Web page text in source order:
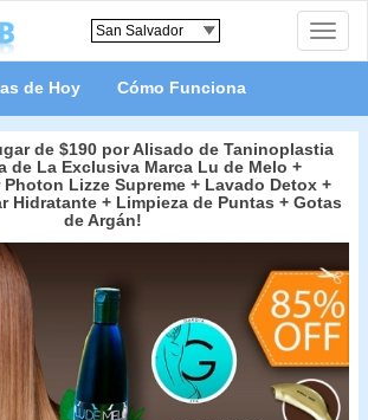
Toggle
de Hoy Cómo Funciona
de $190 por Alisado de Taninoplastia
de La Exclusiva Marca Lu de Melo +
Lizze Supreme + Lavado Detox +
Hidratante + Limpieza de Puntas + Gotas
de Argán!